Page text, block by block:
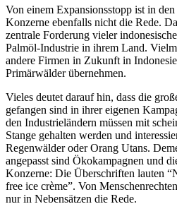
Von einem Expansionsstopp ist in
Konzerne ebenfalls nicht die Rede.
zentrale Forderung vieler
Palmöl-Industrie in ihrem Land.
andere Firmen in Zukunft in
Primärwälder übernehmen.
Vieles deutet darauf hin, dass die
gefangen sind in ihrer eigenen
den Industrieländern müssen mit
Stange gehalten werden und
Regenwälder oder Orang Utans.
angepasst sind Ökokampagnen und
Konzerne: Die Überschriften lauten
free ice crème”. Von
nur in Nebensätzen die Rede.